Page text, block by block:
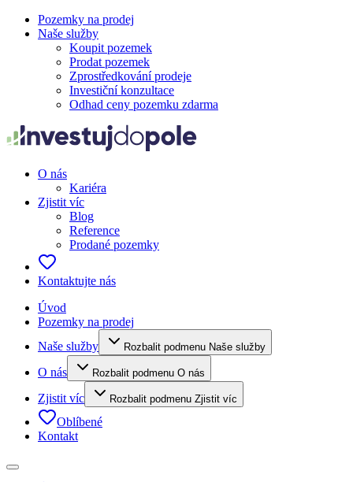
Pozemky na prodej
Naše služby
Koupit pozemek
Prodat pozemek
Zprostředkování prodeje
Investiční konzultace
Odhad ceny pozemku zdarma
O nás
Kariéra
Zjistit víc
Blog
Reference
Prodané pozemky
Kontaktujte nás
Úvod
Pozemky na prodej
Naše služby
Rozbalit podmenu Naše služby
O nás Rozbalit podmenu O nás
Zjistit víc Rozbalit podmenu Zjistit víc
Oblíbené
Kontakt